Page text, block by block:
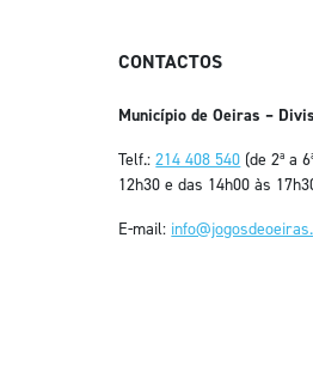
CONTACTOS
Município de Oeiras –
Telf.:214 408 540 (de 2ª a
12h30 e das 14h00 às
E-mail: